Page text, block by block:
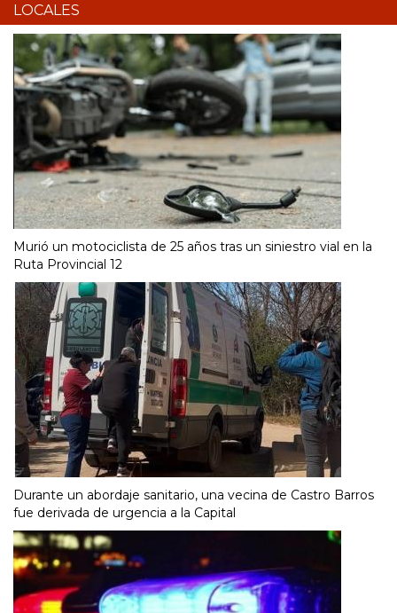
LOCALES
Murió un motociclista de 25 años tras un siniestro vial en la
Ruta Provincial 12
Durante un abordaje sanitario, una vecina de Castro Barros
fue derivada de urgencia a la Capital